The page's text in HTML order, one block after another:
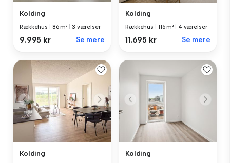
Kolding
Rækkehus 86 m² 3 værelser
9.995 kr Se mere
Kolding
Rækkehus 116 m² 4 værelser
11.695 kr Se mere
Kolding Kolding